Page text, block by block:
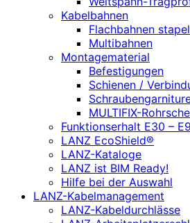
Kabelbahnen
Flachbahnen
Multibahnen
Montagematerial
Befestigungen
Schienen /
MULTIFIX-
Funktionserhalt E30 –
LANZ EcoShield®
LANZ-Kataloge
LANZ ist BIM Ready!
Hilfe bei der Auswahl
LANZ-Kabelmanagement
LANZ-Kabeldurchlässe